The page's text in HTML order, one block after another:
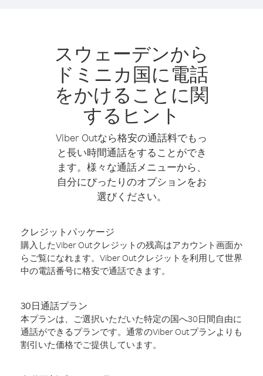
スウェーデンから
ドミニカ国に電話
をかけることに関
するヒント
Viber Outなら格安の通話料でもっ
と長い時間通話をすることができ
ます。様々な通話メニューから、
自分にぴったりのオプションをお
選びください。
クレジットパッケージ
購入したViber Outクレジットの残高はアカウント画面か
らご覧になれます。Viber Outクレジットを利用して世界
中の電話番号に格安で通話できます。
30日通話プラン
本プランは、ご選択いただいた特定の国へ30日間自由に
通話ができるプランです。通常のViber Outプランよりも
割引いた価格でご提供しています。